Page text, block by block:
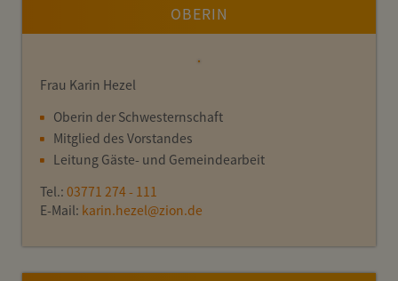
OBERIN
Frau Karin Hezel
Oberin der Schwesternschaft
Mitglied des Vorstandes
Leitung Gäste- und Gemeindearbeit
Tel.: 03771 274 - 111
E-Mail: karin.hezel@zion.de